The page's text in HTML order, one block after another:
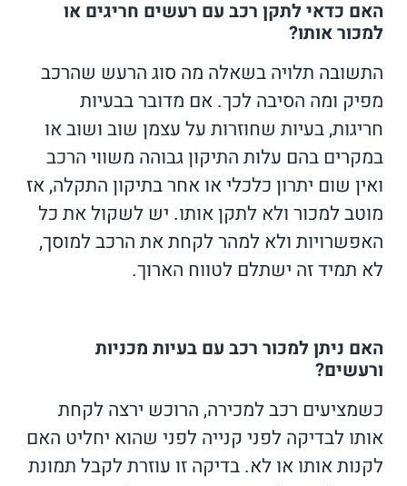
האם כדאי לתקן רכב עם רעשים חריגים או
למכור אותו?
התשובה תלויה בשאלה מה סוג הרעש שהרכב
מפיק ומה הסיבה לכך. אם מדובר בבעיות
חריגות, בעיות שחוזרות על עצמן שוב ושוב או
במקרים בהם עלות התיקון גבוהה משווי הרכב
ואין שום יתרון כלכלי או אחר בתיקון התקלה, אז
מוטב למכור ולא לתקן אותו. יש לשקול את כל
האפשרויות ולא למהר לקחת את הרכב למוסך,
לא תמיד זה ישתלם לטווח הארוך.
האם ניתן למכור רכב עם בעיות מכניות
ורעשים?
כשמציעים רכב למכירה, הרוכש ירצה לקחת
אותו לבדיקה לפני קנייה לפני שהוא יחליט האם
לקנות אותו או לא. בדיקה זו עוזרת לקבל תמונת